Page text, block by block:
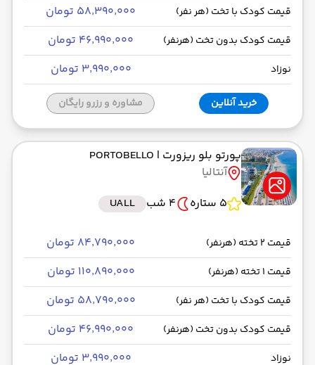
قیمت کودک با تخت (هر نفر) ۵۸٬۳۹۰٬۰۰۰ تومان
قیمت کودک بدون تخت (هرنفر) ۴۶٬۹۹۰٬۰۰۰ تومان
نوزاد ۳٬۹۹۰٬۰۰۰ تومان
خرید آنلاین مشاوره و رزرو رایگان
پورتو بلو ریزورت | PORTOBELLO
آنتالیا
5 ستاره
4 شب UALL
قیمت 2 تخته (هرنفر) ۸۴٬۷۹۰٬۰۰۰ تومان
قیمت 1 تخته (هرنفر) ۱۱۰٬۸۹۰٬۰۰۰ تومان
قیمت کودک با تخت (هر نفر) ۵۸٬۷۹۰٬۰۰۰ تومان
قیمت کودک بدون تخت (هرنفر) ۴۶٬۹۹۰٬۰۰۰ تومان
نوزاد ۳٬۹۹۰٬۰۰۰ تومان